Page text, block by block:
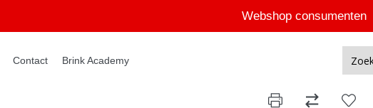
Webshop consumenten
Contact Brink Academy